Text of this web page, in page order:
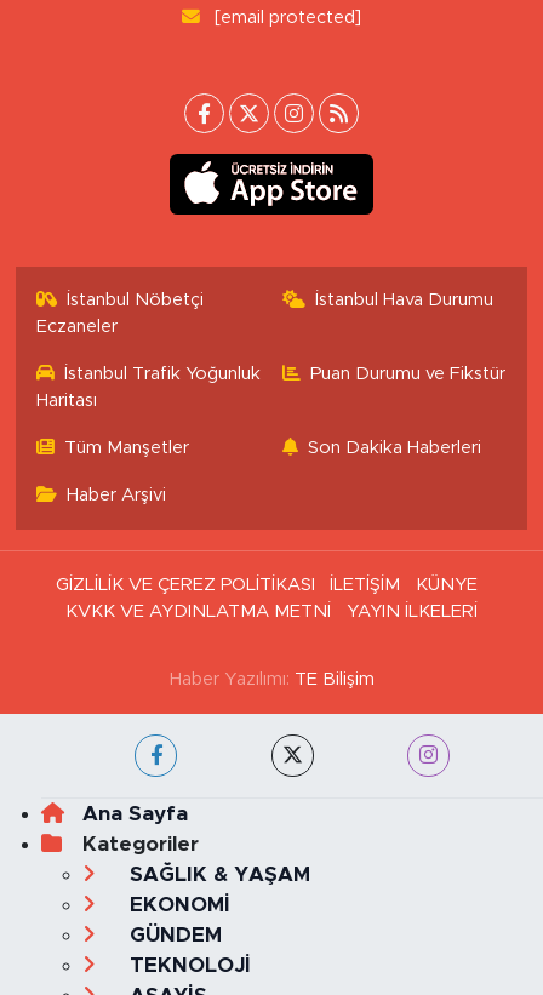
[email protected]
İstanbul Nöbetçi
Eczaneler
İstanbul Hava Durumu
İstanbul Trafik Yoğunluk
Haritası
Puan Durumu ve Fikstür
Tüm Manşetler Son Dakika Haberleri
Haber Arşivi
GİZLİLİK VE ÇEREZ POLİTİKASI İLETİŞİM
KÜNYE
KVKK VE AYDINLATMA METNİ
YAYIN İLKELERİ
Haber Yazılımı: TE Bilişim
Ana Sayfa
Kategoriler
SAĞLIK & YAŞAM
EKONOMİ
GÜNDEM
TEKNOLOJİ